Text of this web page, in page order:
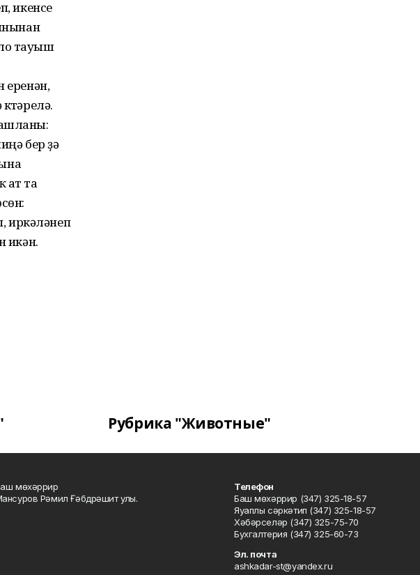
икенсе
тауыш
еренән,
бер ҙә
ат та
иркәләнеп
икән.
Рубрика "Животные"
мөхәррир
Рәмил Ғәбдрәшит улы.
Телефон
Баш мөхәррир (347) 325-18-57
Яуаплы сәркәтип (347) 325-18-57
Хәбәрселәр (347) 325-75-70
Бухгалтерия (347) 325-60-73
Эл. почта
ashkadar-st@yandex.ru